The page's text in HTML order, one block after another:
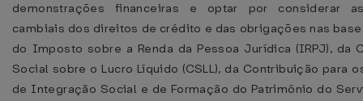
demonstrações financeiras e optar por considerar
cambiais dos direitos de crédito e das obrigações nas
do Imposto sobre a Renda da Pessoa Jurídica (IRPJ), da
Social sobre o Lucro Líquido (CSLL), da Contribuição para
de Integração Social e de Formação do Patrimônio do